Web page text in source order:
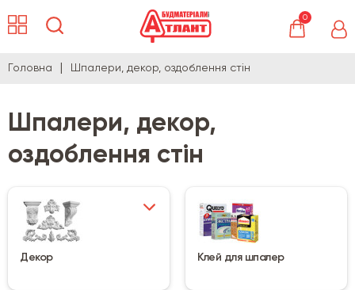
0
Головна Шпалери, декор, оздоблення стін
Шпалери, декор,
оздоблення стін
Декор Клей для шпалер